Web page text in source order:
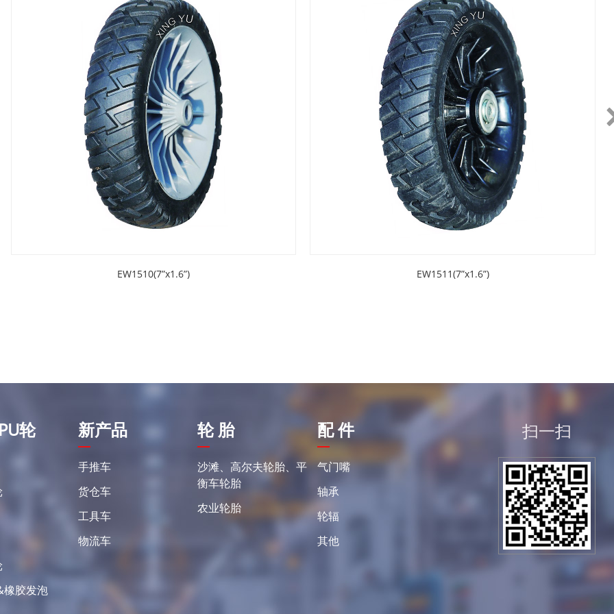
EW1510(7”x1.6”) EW1511(7”x1.6”)
扫一扫
轮
橡胶发泡
新产品
手推车
货仓车
工具车
物流车
轮 胎
沙滩、高尔夫轮胎、平
衡车轮胎
农业轮胎
配 件
气门嘴
轴承
轮辐
其他